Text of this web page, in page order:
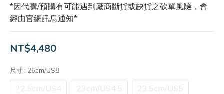
*因代購/預購有可能遇到廠商斷貨或缺貨之砍單風險，會
經由官網訊息通知*
NT$4,480
尺寸 : 26cm/US8
22.5cm/US4 23cm/US4.5 23.5cm/US5